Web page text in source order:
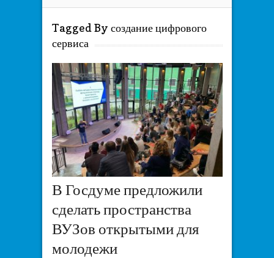
Tagged By создание цифрового
сервиса
В Госдуме предложили
сделать пространства
ВУЗов открытыми для
молодежи